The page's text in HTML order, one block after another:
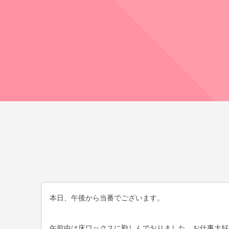
本日、午後から当番でございます。